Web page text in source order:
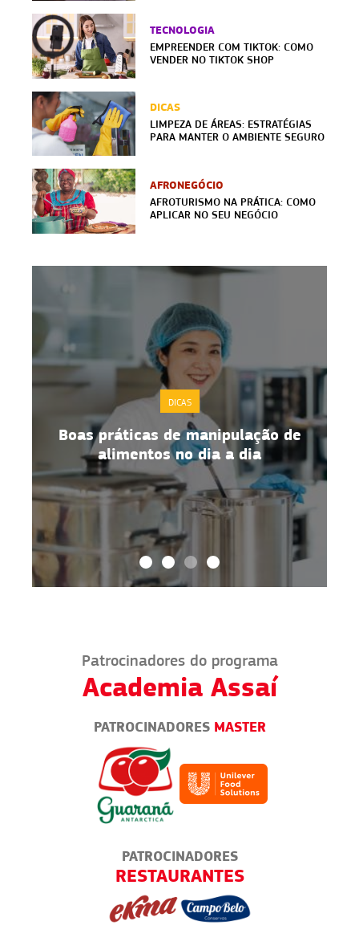
TECNOLOGIA
EMPREENDER COM TIKTOK: COMO
VENDER NO TIKTOK SHOP
DICAS
LIMPEZA DE ÁREAS: ESTRATÉGIAS
PARA MANTER O AMBIENTE SEGURO
AFRONEGÓCIO
AFROTURISMO NA PRÁTICA: COMO
APLICAR NO SEU NEGÓCIO
DICAS
Boas práticas de manipulação de
alimentos no dia a dia
Patrocinadores do programa
Academia Assaí
PATROCINADORES MASTER
PATROCINADORES
RESTAURANTES